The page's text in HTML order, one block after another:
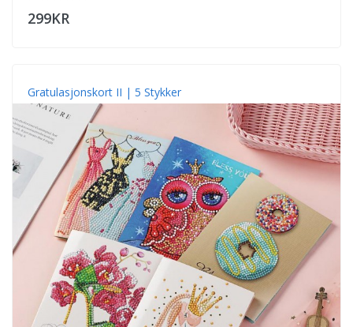
299KR
Gratulasjonskort II | 5 Stykker